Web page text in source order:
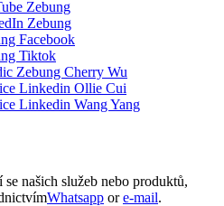
našich služeb nebo produktů,
Whatsapp ore-mail.